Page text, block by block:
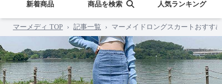
新着商品 商品を検索 人気ランキング
マーメディ TOP › 記事一覧 › マーメイドロングスカートおすす